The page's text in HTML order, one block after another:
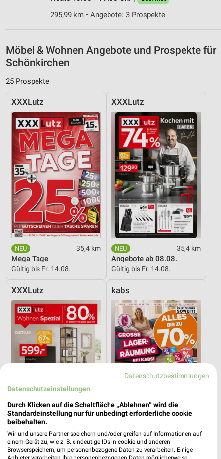
295,99 km • Angebote: 3 Prospekte
Möbel & Wohnen Angebote und Prospekte für
Schönkirchen
25 Prospekte
XXXLutz
35,4 km
Mega Tage
Gültig bis Fr. 14.08.
XXXLutz
35,4 km
Angebote ab 08.08.
Gültig bis Fr. 14.08.
XXXLutz
35,4 km
Wohnen Spezial
Gültig bis Fr. 14.08.
kabs
6,1 km
Große Lagerräumung
Gültig bis Do. 27.08.
Datenschutzbestimmungen
Datenschutzeinstellungen
Durch Klicken auf die Schaltfläche „Ablehnen“ wird die
Standardeinstellung nur für unbedingt erforderliche cookie
beibehalten.
Wir und unsere Partner speichern und/oder greifen auf Informationen auf
einem Gerät zu, wie z. B. eindeutige IDs in cookie und anderen
Browserspeichern, um personenbezogene Daten zu verarbeiten. Einige
Anbieter verarbeiten Ihre personenbezogenen Daten möglicherweise